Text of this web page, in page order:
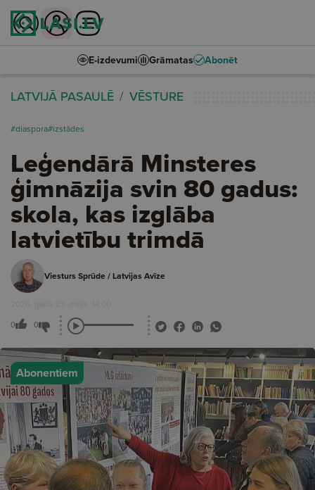
E-izdevumi Grāmatas Abonēt
LATVIJĀ PASAULĒ VĒSTURE
#diaspora#izstādes
Leģendārā Minsteres
ģimnāzija svin 80 gadus:
skola, kas izglāba
latvietību trimdā
Viesturs Sprūde / Latvijas Avīze
2026. gada 23. maijs, 14:00
0 0
Abonentiem